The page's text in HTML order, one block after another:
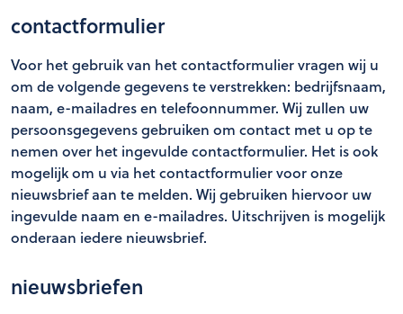
contactformulier
Voor het gebruik van het contactformulier vragen wij u
om de volgende gegevens te verstrekken: bedrijfsnaam,
naam, e-mailadres en telefoonnummer. Wij zullen uw
persoonsgegevens gebruiken om contact met u op te
nemen over het ingevulde contactformulier. Het is ook
mogelijk om u via het contactformulier voor onze
nieuwsbrief aan te melden. Wij gebruiken hiervoor uw
ingevulde naam en e-mailadres. Uitschrijven is mogelijk
onderaan iedere nieuwsbrief.
nieuwsbriefen